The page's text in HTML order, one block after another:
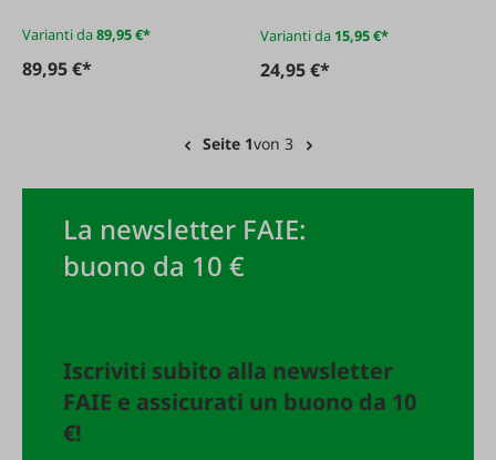
Varianti da89,95 €*
89,95 €*
Varianti da 15,95 €*
24,95 €*
Seite 1von 3
La newsletter FAIE:
buono da 10 €
Iscriviti subito alla newsletter
FAIE e assicurati un buono da 10
€!